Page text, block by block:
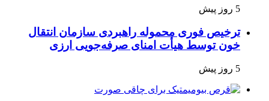
5 روز پیش
ترخیص فوری محموله راهبردی سازمان انتقال
خون توسط هیأت امنای صرفه‌جویی ارزی
5 روز پیش